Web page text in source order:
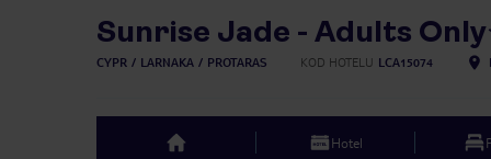
Sunrise Jade - Adults Only
CYPR LARNAKA PROTARAS KOD HOTELU LCA15074
top Hotel